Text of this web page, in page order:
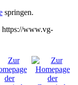
springen.
https://www.vg-